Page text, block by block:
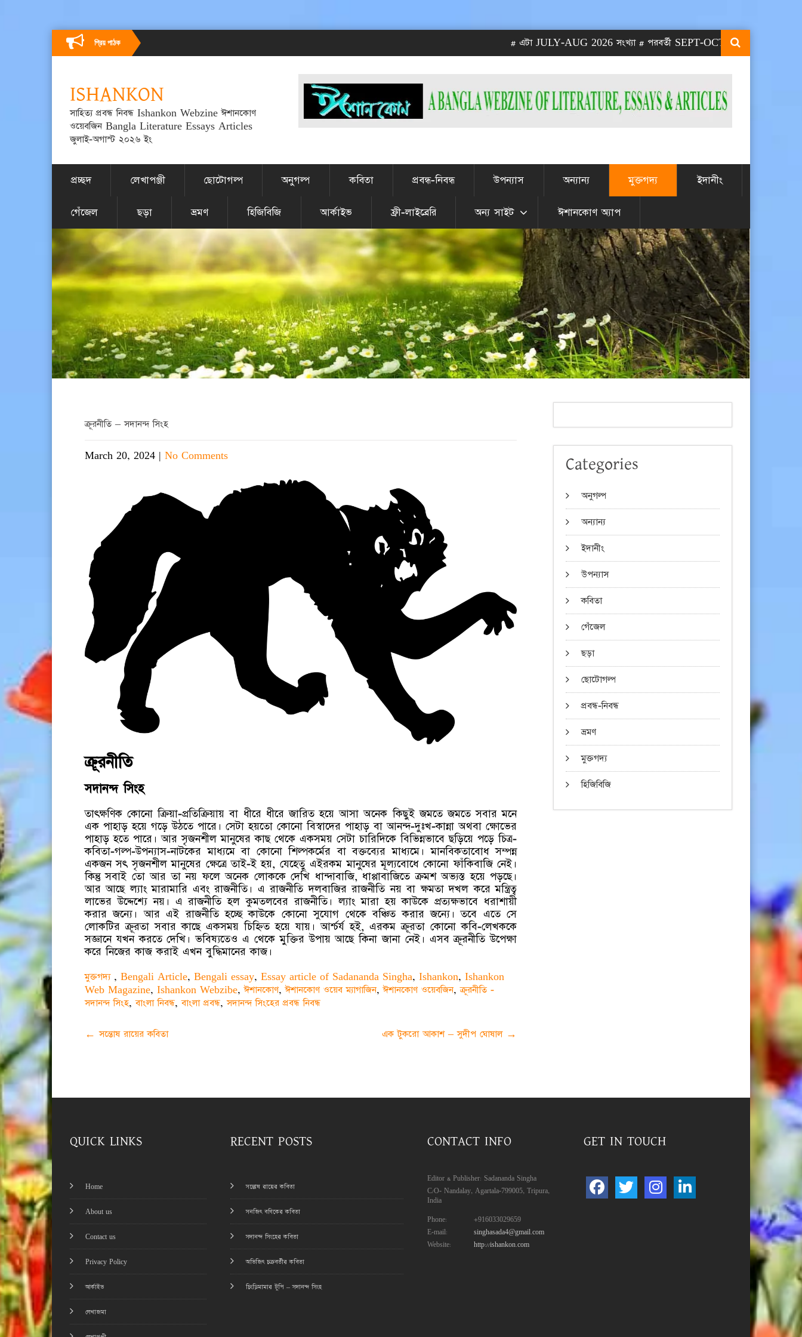
প্রিয় পাঠক # এটা JULY-AUG 2026 সংখ্যা # পরবর্তী SEPT-OCT 2026 সংখ্যা প্রকাশিত
ISHANKON
সাহিত্য প্রবন্ধ নিবন্ধ Ishankon Webzine ঈশানকোণ
ওয়েবজিন Bangla Literature Essays Articles
জুলাই-অগাস্ট ২০২৬ ইং
প্রচ্ছদ লেখাপঞ্জী ছোটোগল্প অনুগল্প কবিতা প্রবন্ধ-নিবন্ধ উপন্যাস অন্যান্য মুক্তগদ্য ইদানীং
গেঁজেল ছড়া ভ্রমণ হিজিবিজি আর্কাইভ ফ্রী-লাইব্রেরি অন্য সাইট ঈশানকোণ অ্যাপ
ক্রূরনীতি – সদানন্দ সিংহ
March 20, 2024 | No Comments
ক্রূরনীতি
সদানন্দ সিংহ
তাৎক্ষণিক কোনো ক্রিয়া-প্রতিক্রিয়ায় বা ধীরে ধীরে জারিত হয়ে আসা অনেক কিছুই জমতে জমতে সবার মনে
এক পাহাড় হয়ে গড়ে উঠতে পারে। সেটা হয়তো কোনো বিস্বাদের পাহাড় বা আনন্দ-দুঃখ-কান্না অথবা ক্ষোভের
পাহাড় হতে পারে। আর সৃজনশীল মানুষের কাছ থেকে একসময় সেটা চারিদিকে বিভিন্নভাবে ছড়িয়ে পড়ে চিত্র-
কবিতা-গল্প-উপন্যাস-নাটকের মাধ্যমে বা কোনো শিল্পকর্মের বা বক্তব্যের মাধ্যমে। মানবিকতাবোধ সম্পন্ন
একজন সৎ সৃজনশীল মানুষের ক্ষেত্রে তাই-ই হয়, যেহেতু এইরকম মানুষের মূল্যবোধে কোনো ফাঁকিবাজি নেই।
কিন্তু সবাই তো আর তা নয় ফলে অনেক লোককে দেখি ধান্দাবাজি, ধাপ্পাবাজিতে ক্রমশ অভ্যস্ত হয়ে পড়ছে।
আর আছে ল্যাং মারামারি এবং রাজনীতি। এ রাজনীতি দলবাজির রাজনীতি নয় বা ক্ষমতা দখল করে মন্ত্রিত্ব
লাভের উদ্দেশ্যে নয়। এ রাজনীতি হল কুমতলবের রাজনীতি। ল্যাং মারা হয় কাউকে প্রত্যক্ষভাবে ধরাশায়ী
করার জন্যে। আর এই রাজনীতি হচ্ছে কাউকে কোনো সুযোগ থেকে বঞ্চিত করার জন্যে। তবে এতে সে
লোকটির ক্রূরতা সবার কাছে একসময় চিহ্নিত হয়ে যায়। আর্শ্চর্য হই, এরকম ক্রূরতা কোনো কবি-লেখককে
সজ্ঞানে যখন করতে দেখি। ভবিষ্যতেও এ থেকে মুক্তির উপায় আছে কিনা জানা নেই। এসব ক্রূরনীতি উপেক্ষা
করে নিজের কাজ করাই এখন বুদ্ধিমানের কাজ।
মুক্তগদ্য , Bengali Article, Bengali essay, Essay article of Sadananda Singha, Ishankon, Ishankon
Web Magazine, Ishankon Webzibe,ঈশানকোণ,ঈশানকোণ ওয়েব ম্যাগাজিন,ঈশানকোণ ওয়েবজিন,ক্রূরনীতি -
সদানন্দ সিংহ,বাংলা নিবন্ধ,বাংলা প্রবন্ধ,সদানন্দ সিংহের প্রবন্ধ নিবন্ধ
Post
← সন্তোষ রায়ের কবিতা এক টুকরো আকাশ – সুদীপ ঘোষাল →
Categories
অনুগল্প
অন্যান্য
ইদানীং
উপন্যাস
কবিতা
গেঁজেল
ছড়া
ছোটোগল্প
প্রবন্ধ-নিবন্ধ
ভ্রমণ
মুক্তগদ্য
হিজিবিজি
QUICK LINKS
Home
About us
Contact us
Privacy Policy
আর্কাইভ
লেখাজমা
RECENT POSTS
সন্তোষ রায়ের কবিতা
সনজিৎ বণিকের কবিতা
সদানন্দ সিংহের কবিতা
অভিজিৎ চক্রবর্তীর কবিতা
চিংড়িমামার টুপি – সদানন্দ সিংহ
CONTACT INFO
Editor & Publisher: Sadananda Singha
C/O- Nandalay, Agartala-799005, Tripura,
India
Phone:
+916033029659
E-mail:
singhasada4@gmail.com
Website:
http://ishankon.com
GET IN TOUCH